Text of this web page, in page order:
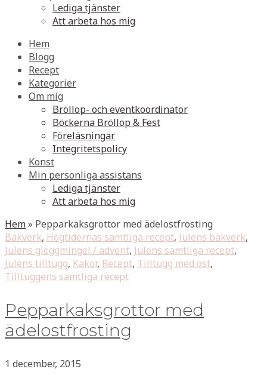
Lediga tjänster
Att arbeta hos mig
Hem
Blogg
Recept
Kategorier
Om mig
Bröllop- och eventkoordinator
Böckerna Bröllop & Fest
Föreläsningar
Integritetspolicy
Konst
Min personliga assistans
Lediga tjänster
Att arbeta hos mig
Hem» Pepparkaksgrottor med ädelostfrosting
Bakverk, Högtidernas samtliga recept, Julens bakverk,
Julens glöggmingel / advent, Julens samtliga recept,
Julens tilltugg, Kakor, Recept, Tilltugg med ost,
Tilltuggens samtliga recept
Pepparkaksgrottor med
ädelostfrosting
1 december, 2015